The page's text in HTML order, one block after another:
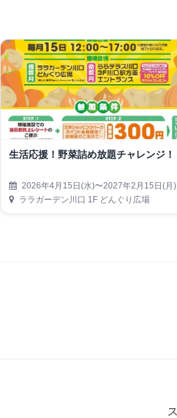
生活応援！野菜詰め放題チャレンジ！
2026年4月15日(水)〜2027年2月15日(月)
ララガーデン川口 1F どんぐり広場